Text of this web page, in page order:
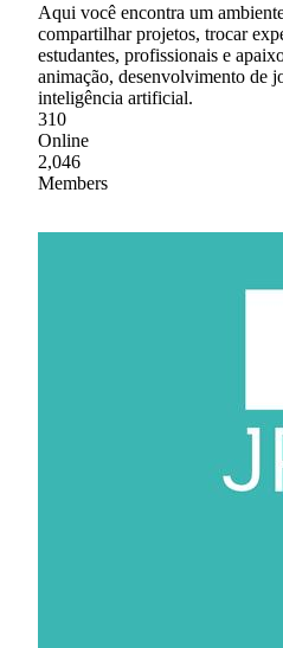
Aqui você encontra um
compartilhar projetos, trocar
estudantes, profissionais e
animação, desenvolvimento de
inteligência artificial.
310
Online
2,046
Members